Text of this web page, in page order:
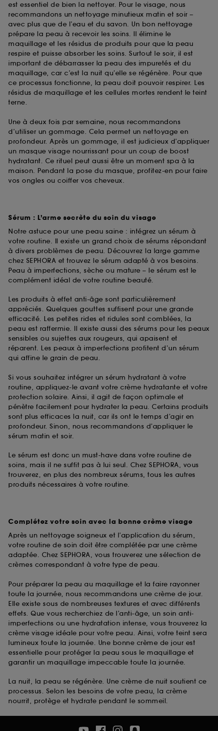
est essentiel de bien la nettoyer. Pour le visage, nous
recommandons un nettoyage minutieux matin et soir –
avec plus que de l’eau et du savon. Un bon nettoyage
prépare la peau à recevoir les soins. Il élimine le
maquillage et les résidus de produits pour que la peau
respire et puisse absorber les soins. Surtout le soir, il est
important de débarrasser la peau des impuretés et du
maquillage, car c’est la nuit qu’elle se régénère. Pour que
ce processus fonctionne, la peau doit pouvoir respirer. Les
résidus de maquillage et les cellules mortes rendent le teint
terne.
Une à deux fois par semaine, nous recommandons
d’utiliser un gommage. Cela permet un nettoyage en
profondeur. Après un gommage, il est judicieux d’appliquer
un masque visage nourrissant pour un coup de boost
hydratant. Ce rituel peut aussi être un moment spa à la
maison. Pendant la pose du masque, profitez-en pour faire
vos ongles ou coiffer vos cheveux.
Sérum : L’arme secrète du soin du visage
Notre astuce pour une peau saine : intégrez un sérum à
votre routine. Il existe un grand choix de sérums répondant
à divers problèmes de peau. Découvrez la large gamme
chez SEPHORA et trouvez le sérum adapté à vos besoins.
Peau à imperfections, sèche ou mature – le sérum est le
complément idéal de votre routine beauté.
Les produits à effet anti-âge sont particulièrement
appréciés. Quelques gouttes suffisent pour une grande
efficacité. Les petites rides et ridules sont comblées, la
peau est raffermie. Il existe aussi des sérums pour les peaux
sensibles ou sujettes aux rougeurs, qui apaisent et
réparent. Les peaux à imperfections profitent d’un sérum
qui affine le grain de peau.
Si vous souhaitez intégrer un sérum hydratant à votre
routine, appliquez-le avant votre crème hydratante et votre
protection solaire. Ainsi, il agit de façon optimale et
pénètre facilement pour hydrater la peau. Certains produits
sont plus efficaces la nuit, car ils ont le temps d’agir en
profondeur. Sinon, nous recommandons d’appliquer le
sérum matin et soir.
Le sérum est donc un must-have dans votre routine de
soins, mais il ne suffit pas à lui seul. Chez SEPHORA, vous
trouverez, en plus des nombreux sérums, tous les autres
produits nécessaires à votre routine.
Complétez votre soin avec la bonne crème visage
Après un nettoyage soigneux et l’application du sérum,
votre routine de soin doit être complétée par une crème
adaptée. Chez SEPHORA, vous trouverez une sélection de
crèmes correspondant à votre type de peau.
Pour préparer la peau au maquillage et la faire rayonner
toute la journée, nous recommandons une crème de jour.
Elle existe sous de nombreuses textures et avec différents
effets. Que vous recherchiez de l’anti-âge, un soin anti-
imperfections ou une hydratation intense, vous trouverez la
crème visage idéale pour votre peau. Ainsi, votre teint sera
lumineux toute la journée. Une bonne crème de jour est
essentielle pour protéger la peau sous le maquillage et
garantir un maquillage impeccable toute la journée.
La nuit, la peau se régénère. Une crème de nuit soutient ce
processus. Selon les besoins de votre peau, la crème
nourrit, protège et hydrate pendant le sommeil.